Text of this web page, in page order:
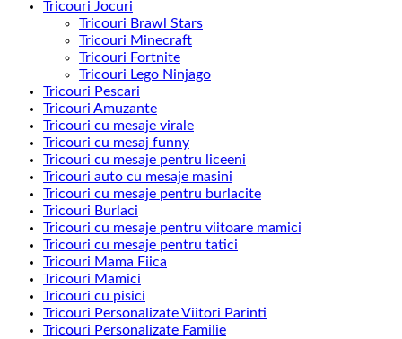
Tricouri Jocuri
Tricouri Brawl Stars
Tricouri Minecraft
Tricouri Fortnite
Tricouri Lego Ninjago
Tricouri Pescari
Tricouri Amuzante
Tricouri cu mesaje virale
Tricouri cu mesaj funny
Tricouri cu mesaje pentru liceeni
Tricouri auto cu mesaje masini
Tricouri cu mesaje pentru burlacite
Tricouri Burlaci
Tricouri cu mesaje pentru viitoare mamici
Tricouri cu mesaje pentru tatici
Tricouri Mama Fiica
Tricouri Mamici
Tricouri cu pisici
Tricouri Personalizate Viitori Parinti
Tricouri Personalizate Familie